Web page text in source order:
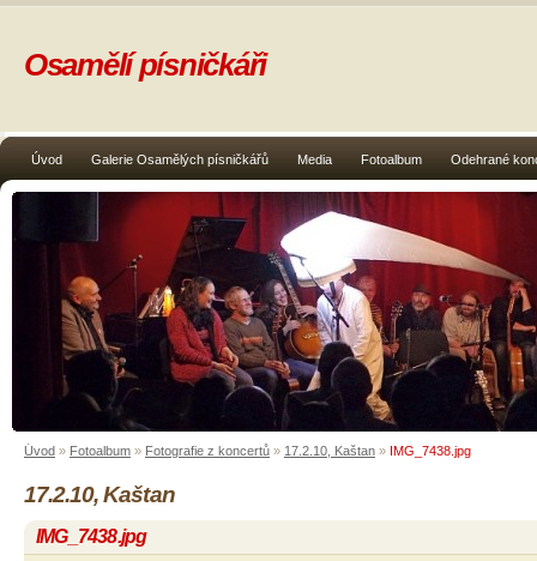
Úvod Galerie Osamělých písničkářů Media Fotoalbum Odehrané
Osamělí písničkáři
Úvod » Fotoalbum » Fotografie z koncertů » 17.2.10, Kaštan » IMG_7438.jpg
17.2.10, Kaštan
IMG_7438.jpg